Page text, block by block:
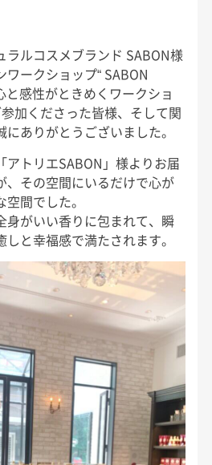
ラルコスメブランド SABON様
ークショップ“ SABON
感性がときめくワークショ
加くださった皆様、そして関
ありがとうございました。
アトリエSABON」様よりお届
、その空間にいるだけで心が
間でした。
身がいい香りに包まれて、瞬
と幸福感で満たされます。